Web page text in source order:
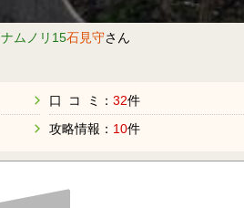
ナムノリ15石見守さん
口 コ ミ： 32件
攻略情報： 10件